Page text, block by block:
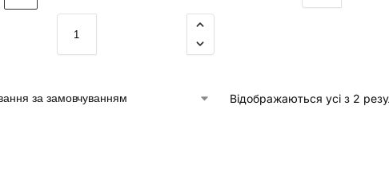
Відображаються усі з 2